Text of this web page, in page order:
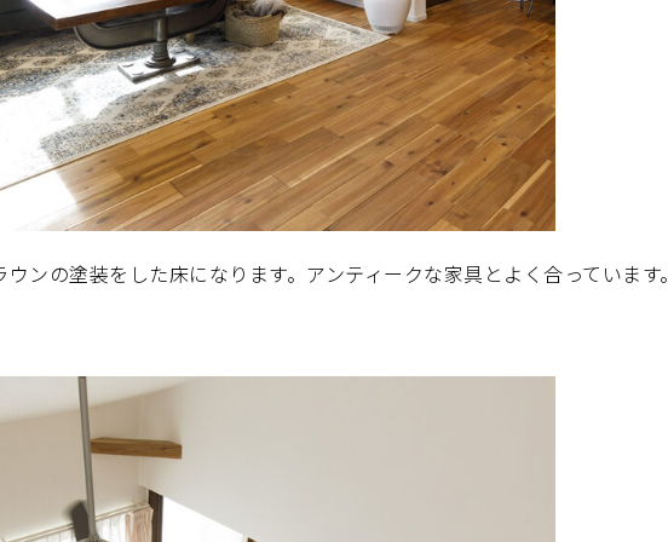
ンの塗装をした床になります。アンティークな家具とよく合っています。